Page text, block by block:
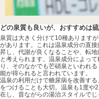
どの泉質も良いが、おすすめは
泉質は大きく分けて10種あります
があります。これは温泉成分の直
昇し、代謝が良くなることや、転
と考えられます。温泉成分によっ
り、そのなかでも芒硝泉といわれ
能が得られると言われています。
温泉の利用だけで糖尿病を改善す
をつけることも大切。温泉も1度や
在し、昔ながらの湯治スタイルで